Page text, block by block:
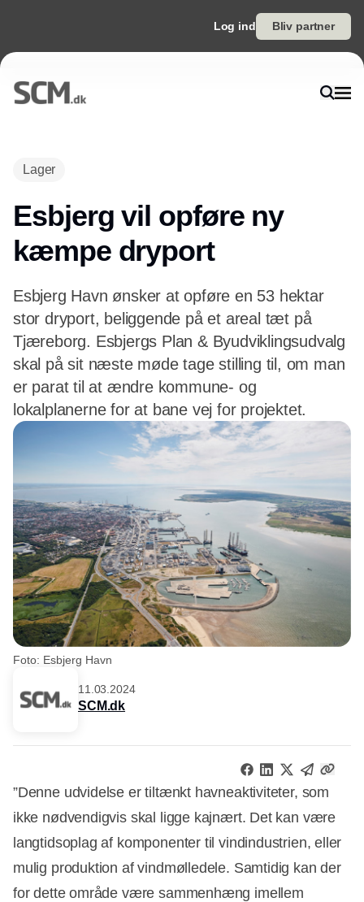
Log ind Bliv partner
Lager
Esbjerg vil opføre ny
kæmpe dryport
Esbjerg Havn ønsker at opføre en 53 hektar
stor dryport, beliggende på et areal tæt på
Tjæreborg. Esbjergs Plan & Byudviklingsudvalg
skal på sit næste møde tage stilling til, om man
er parat til at ændre kommune- og
lokalplanerne for at bane vej for projektet.
Foto: Esbjerg Havn
11.03.2024
SCM.dk
”Denne udvidelse er tiltænkt havneaktiviteter, som
ikke nødvendigvis skal ligge kajnært. Det kan være
langtidsoplag af komponenter til vindindustrien, eller
mulig produktion af vindmølledele. Samtidig kan der
for dette område være sammenhæng imellem